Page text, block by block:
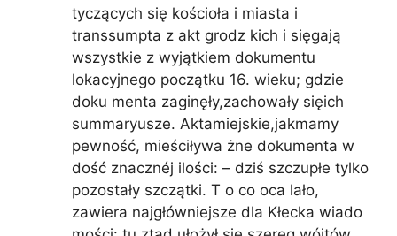
tyczących się kościoła i miasta i
transsumpta z akt grodz kich i sięgają
wszystkie z wyjątkiem dokumentu
lokacyjnego początku 16. wieku; gdzie
doku menta zaginęły,zachowały sięich
summaryusze. Aktamiejskie,jakmamy
pewność, mieściływa żne dokumenta w
dość znacznéj ilości: – dziś szczupłe tylko
pozostały szczątki. T o co oca lało,
zawiera najgłówniejsze dla Kłecka wiado